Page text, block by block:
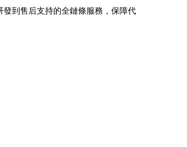
到售后支持的全鏈條服務，保障代